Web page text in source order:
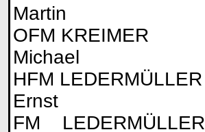
Martin
OFM KREIMER
Michael
HFM LEDERMÜLLER
Ernst
FM LEDERMÜLLER